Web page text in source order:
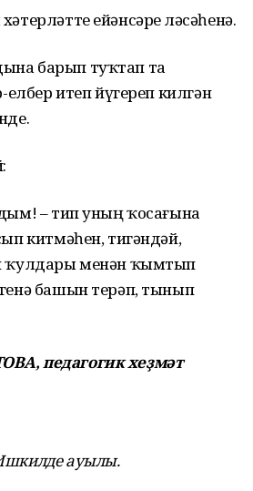
ейәнсәре өләсәһенә.
барып туҡтап та
елбер итеп йүгереп килгән
– тип уның ҡосағына
китмәһен, тигәндәй,
ҡулдары менән ҡымтып
башын терәп, тынып
педагогик хеҙмәт
ауылы.